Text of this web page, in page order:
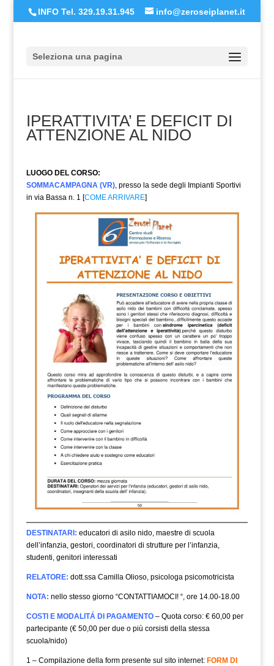
INFO Tel. 329.19.31.945 info@zeroseiplanet.it
Seleziona una pagina
IPERATTIVITA’ E DEFICIT DI
ATTENZIONE AL NIDO
LUOGO DEL CORSO:
SOMMACAMPAGNA (VR), presso la sede degli Impianti Sportivi
in via Bassa n. 1 [COME ARRIVARE]
DESTINATARI: educatori di asilo nido, maestre di scuola
dell’infanzia, gestori, coordinatori di strutture per l’infanzia,
studenti, genitori interessati
RELATORE: dott.ssa Camilla Olioso, psicologa psicomotricista
NOTA: nello stesso giorno “CONTATTIAMOCI! “, ore 14.00-18.00
COSTI E MODALITÁ DI PAGAMENTO– Quota corso: € 60,00 per
partecipante (€ 50,00 per due o più corsisti della stessa
scuola/nido)
1 – Compilazione della form presente sul sito internet: FORM DI